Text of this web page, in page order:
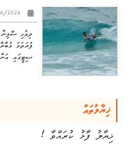
ދިވެހި
ފުރަތަމަ
ސިޓީގައި
ޚިޔާލުތައް
ޚިޔާލު ފާޅު ކުރައްވާ !